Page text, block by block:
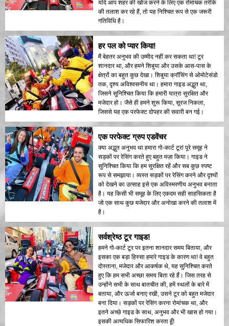
यदि आप शहर की खोज करने के लिए एक रोमांचक तरीके
की तलाश कर रहे हैं, तो यह निश्चित रूप से एक जरूरी
गतिविधि है।
हर पल को प्यार किया!
मैं बेहतर अनुभव की उम्मीद नहीं कर सकता था! टूर
शानदार था, और हमने शिबुया और उसके आस-पास के
क्षेत्रों का बहुत कुछ देखा। शिबुया क्रॉसिंग से ओमोटेसंडो
तक, दृश्य अविश्वसनीय था। हमारा गाइड अद्भुत था,
जिसने सुनिश्चित किया कि हमारी यात्रा सुरक्षित और
मजेदार हो। जैसे ही हमने शुरू किया, सूरज निकला,
जिससे यह एक परफेक्ट दोपहर की सवारी बन गई।
एक परफेक्ट ग्रुप एडवेंचर
क्या अद्भुत अनुभव था हमारा गो-कार्ट टूर! पूरे समूह ने
सड़कों पर रेसिंग करते हुए बहुत मज़ा किया। गाइड ने
सुनिश्चित किया कि हम सुरक्षित रहें और सब कुछ स्पष्ट
रूप से समझाया। व्यस्त सड़कों पर रेसिंग करने और दृश्यों
को देखने का उत्साह इसे एक अविस्मरणीय अनुभव बनाता
है। यह किसी भी समूह के लिए एकदम सही साहसिकता है
जो एक साथ कुछ मजेदार और अनोखा करने की तलाश में
है।
सर्वश्रेष्ठ टूर गाइड!
हमने गो-कार्ट टूर पर इतना शानदार समय बिताया, और
इसका एक बड़ा हिस्सा हमारे गाइड के कारण था! वे बहुत
दोस्ताना, मजेदार और आकर्षक थे, यह सुनिश्चित करते
हुए कि हम सभी अच्छा समय बिता रहे हैं। जिस तरह से
उन्होंने सभी के साथ बातचीत की, हमें स्थलों के बारे में
बताया, और ऊर्जा बनाए रखी, उसने टूर को बहुत मजेदार
बना दिया। सड़कों पर रेसिंग करना रोमांचक था, और
इतने अच्छे गाइड के साथ, अनुभव और भी खास हो गया।
इसकी अत्यधिक सिफारिश करता हूँ!